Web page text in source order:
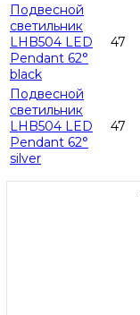
Подвесной
светильник
LHB504 LED
Pendant 62°
black
47
Подвесной
светильник
LHB504 LED
Pendant 62°
silver
47